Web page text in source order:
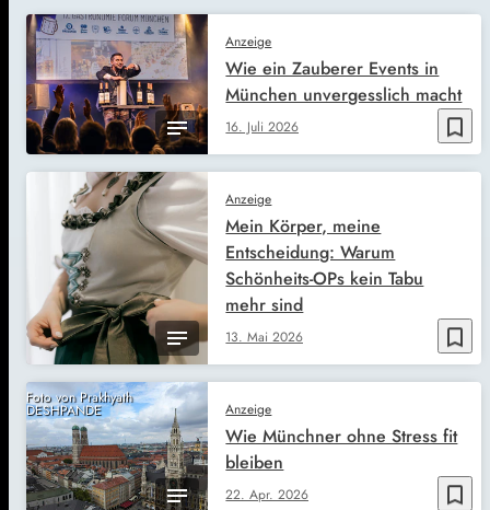
bookmark_border
Anzeige
16. Juli 2026
Wie ein Zauberer Events in
München unvergesslich macht
bookmark_border
Anzeige
13. Mai 2026
Mein Körper, meine
Entscheidung: Warum
Schönheits-OPs kein Tabu
mehr sind
Foto von Prakhyath
DESHPANDE
bookmark_border
Anzeige
22. Apr. 2026
Wie Münchner ohne Stress fit
bleiben